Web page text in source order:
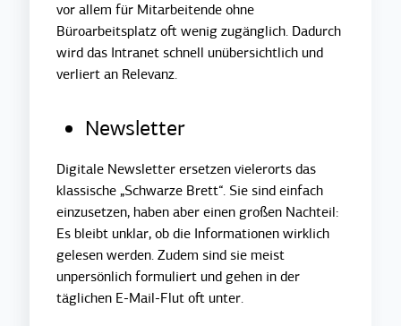
vor allem für Mitarbeitende ohne
Büroarbeitsplatz oft wenig zugänglich. Dadurch
wird das Intranet schnell unübersichtlich und
verliert an Relevanz.
Newsletter
Digitale Newsletter ersetzen vielerorts das
klassische „Schwarze Brett“. Sie sind einfach
einzusetzen, haben aber einen großen Nachteil:
Es bleibt unklar, ob die Informationen wirklich
gelesen werden. Zudem sind sie meist
unpersönlich formuliert und gehen in der
täglichen E-Mail-Flut oft unter.